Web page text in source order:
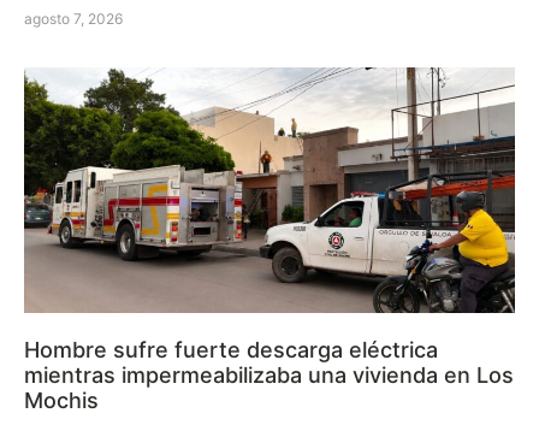
agosto 7, 2026
Hombre sufre fuerte descarga eléctrica
mientras impermeabilizaba una vivienda en Los
Mochis